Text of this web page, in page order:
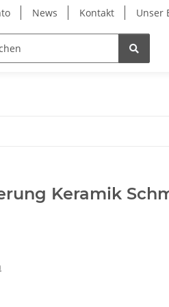
News Kontakt Unser
Keramik